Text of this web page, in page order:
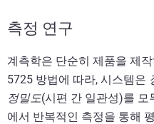
측정 연구
계측학은 단순히 제품을 제
5725 방법에 따라, 시스템은
정밀도(시편 간 일관성)를 모
에서 반복적인 측정을 통해